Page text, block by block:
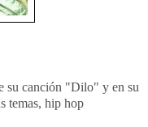
su canción "Dilo" y en su
temas, hip hop